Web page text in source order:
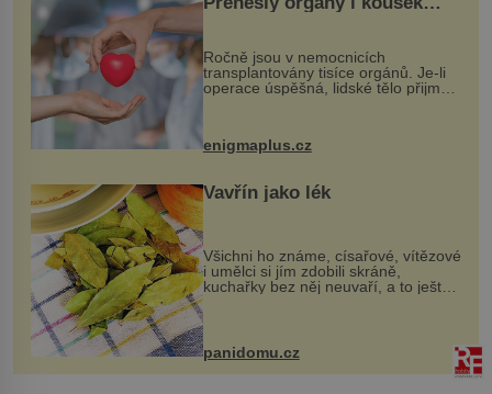
Ročně jsou v nemocnicích
transplantovány tisíce orgánů. Je-li
operace úspěšná, lidské tělo přijme
enigmaplus.cz
Vavřín jako lék
Všichni ho známe, císařové, vítězové
i umělci si jím zdobili skráně,
kuchařky bez něj neuvaří, a to ještě
nevíte, že bobkový list může výrazně
zmírnit některé naše neduhy.
Obsahuje v malém množství ně...
panidomu.cz